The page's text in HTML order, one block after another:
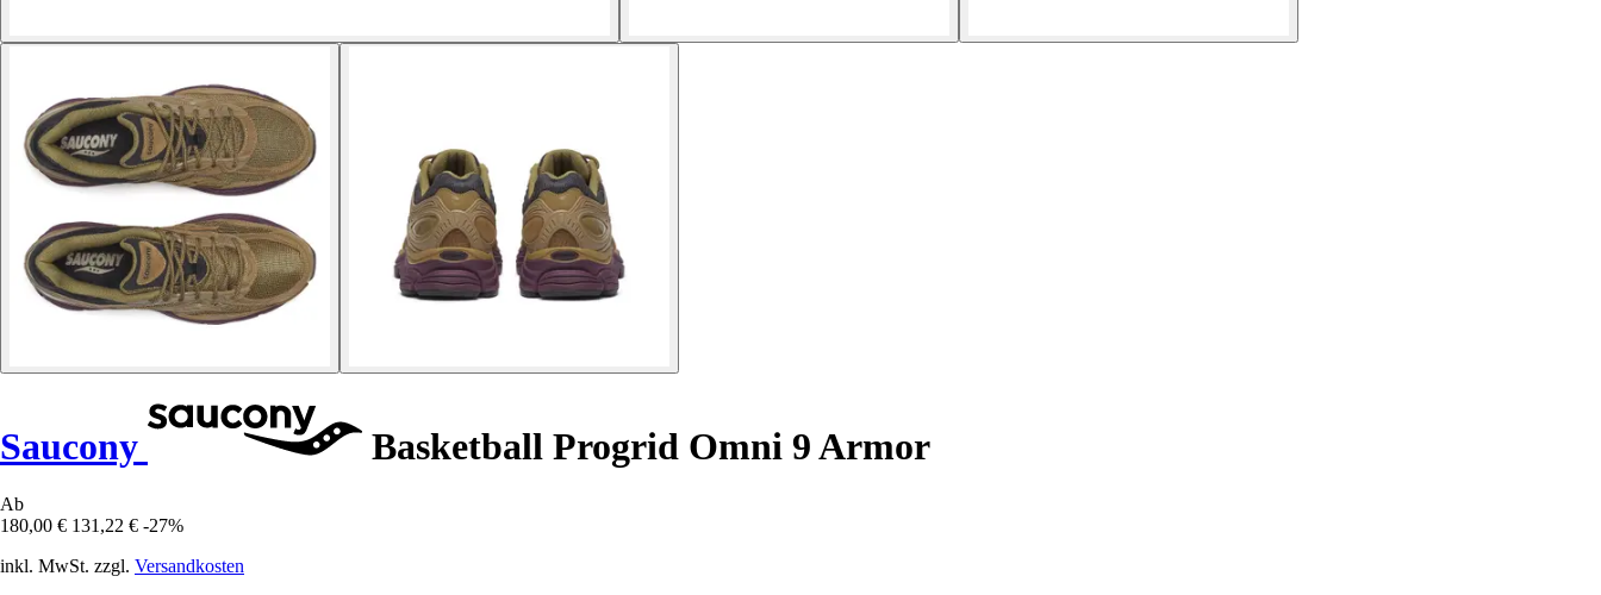
Saucony Basketball Progrid Omni 9 Armor
Ab
180,00 € 131,22 € -27%
inkl. MwSt. zzgl. Versandkosten